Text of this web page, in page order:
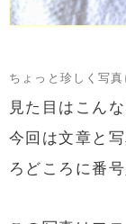
ちょっと珍しく写
見た目はこんな
今回は文章と
ろどころに番